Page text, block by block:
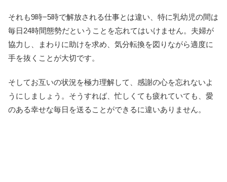
それも9時−5時で解放される仕事とは違い、特に乳幼児の間は
毎日24時間態勢だということを忘れてはいけません。夫婦が
協力し、まわりに助けを求め、気分転換を図りながら適度に
手を抜くことが大切です。
そしてお互いの状況を極力理解して、感謝の心を忘れないよ
うにしましょう。そうすれば、忙しくても疲れていても、愛
のある幸せな毎日を送ることができるに違いありません。